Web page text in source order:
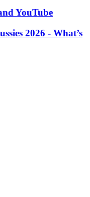
YouTube
2026 - What’s